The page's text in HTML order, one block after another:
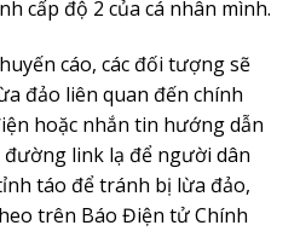
cấp độ 2 của cá nhân mình.
cáo, các đối tượng sẽ
đảo liên quan đến chính
hoặc nhắn tin hướng dẫn
link lạ để người dân
táo để tránh bị lừa đảo,
trên Báo Điện tử Chính